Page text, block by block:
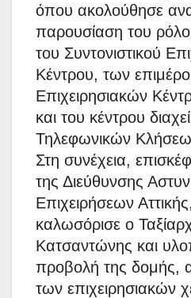
όπου ακολούθησε
παρουσίαση του
του Συντονιστικού
Κέντρου, των
Επιχειρησιακών
και του κέντρου
Τηλεφωνικών
Στη συνέχεια,
της Διεύθυνσης
Επιχειρήσεων
καλωσόρισε ο
Κατσαντώνης και
προβολή της δομής,
των επιχειρησιακών